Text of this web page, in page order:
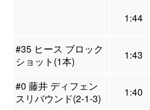
1:44
#35 ヒース ブロック
ショット(1本)
1:43
#0 藤井 ディフェン
スリバウンド(2-1-3)
1:40